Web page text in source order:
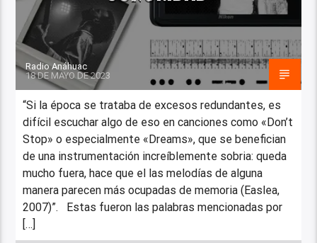
Radio Anáhuac
18 DE MAYO DE 2023
“Si la época se trataba de excesos redundantes, es
difícil escuchar algo de eso en canciones como «Don’t
Stop» o especialmente «Dreams», que se benefician
de una instrumentación increíblemente sobria: queda
mucho fuera, hace que el las melodías de alguna
manera parecen más ocupadas de memoria (Easlea,
2007)”. Estas fueron las palabras mencionadas por
[…]